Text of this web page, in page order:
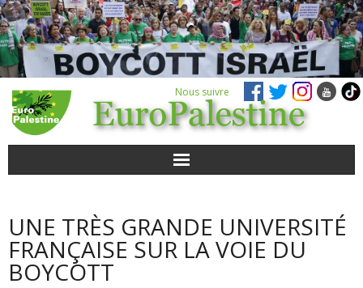
Nous suivre
POUR AGIR
AGENDA
UNE TRÈS GRANDE UNIVERSITÉ
FRANÇAISE SUR LA VOIE DU
BOYCOTT